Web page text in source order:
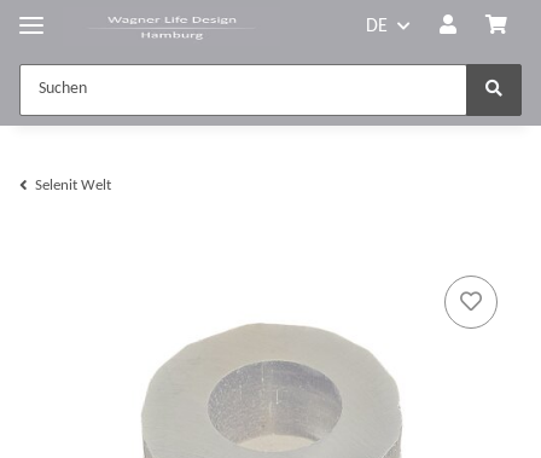
DE
Selenit Welt